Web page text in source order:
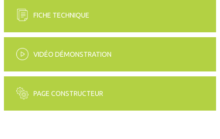
FICHE TECHNIQUE
VIDÉO DÉMONSTRATION
PAGE CONSTRUCTEUR